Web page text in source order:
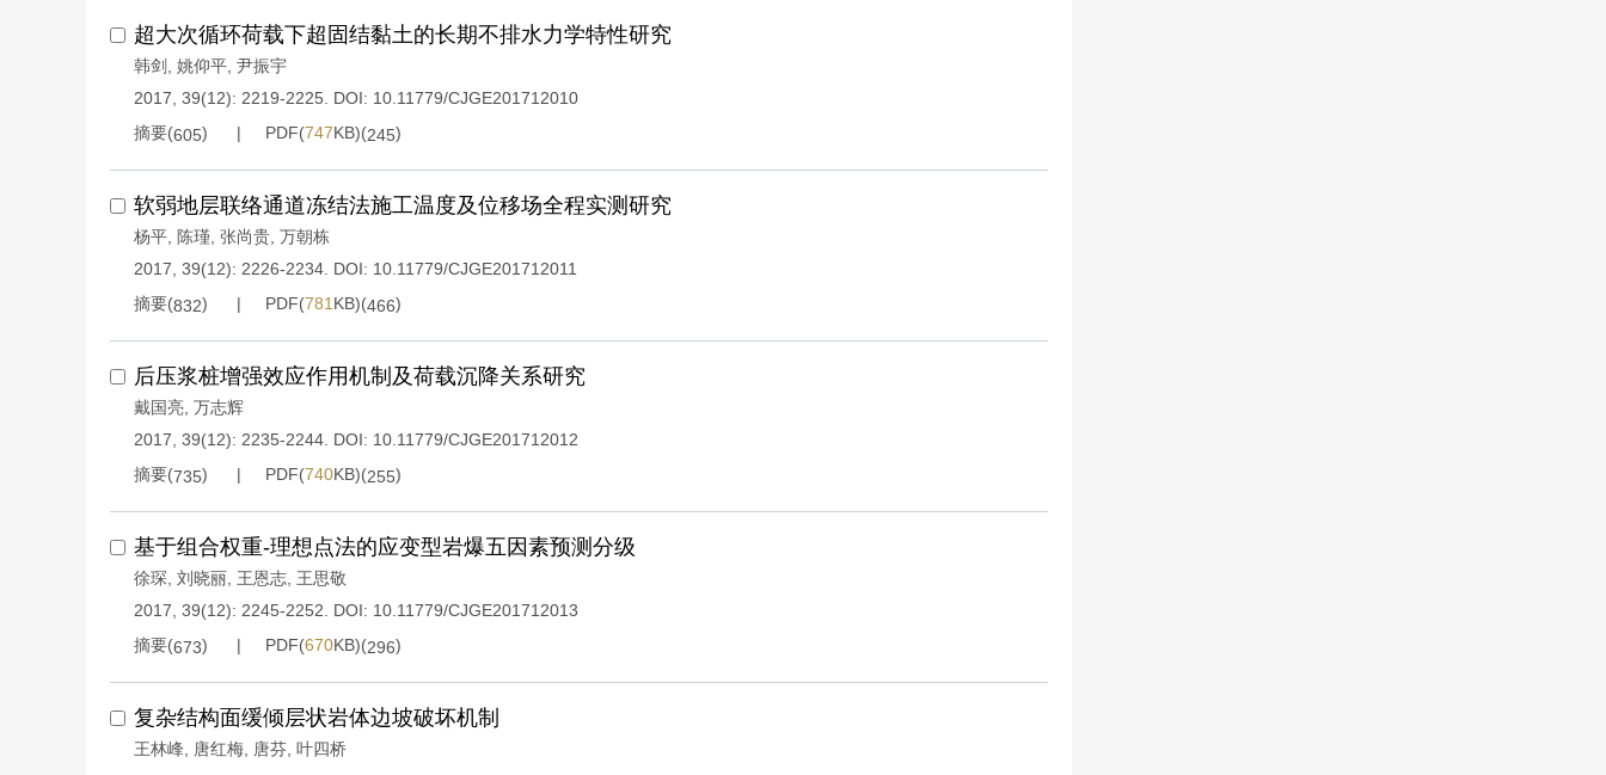
超大次循环荷载下超固结黏土的长期不排水力学特性研究
韩剑 姚仰平 尹振宇
2017, 39(12): 2219-2225.
DOI: 10.11779/CJGE201712010
摘要(605) PDF(747KB)(245)
软弱地层联络通道冻结法施工温度及位移场全程实测研究
杨平 陈瑾 张尚贵 万朝栋
2017, 39(12): 2226-2234. DOI: 10.11779/CJGE201712011
摘要(832) PDF(781 KB)(466)
后压浆桩增强效应作用机制及荷载沉降关系研究
戴国亮 万志辉
2017, 39(12): 2235-2244. DOI: 10.11779/CJGE201712012
摘要(735) PDF(740KB)(255)
基于组合权重-理想点法的应变型岩爆五因素预测分级
徐琛 刘晓丽 王恩志 王思敬
2017, 39(12): 2245-2252.
DOI: 10.11779/CJGE201712013
摘要(673) PDF(670KB)(296)
复杂结构面缓倾层状岩体边坡破坏机制
王林峰 唐红梅 唐芬 叶四桥